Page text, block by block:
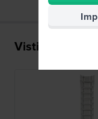
Visti di recente